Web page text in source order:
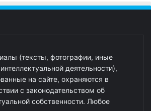
(тексты, фотографии, иные
деятельности),
на сайте, охраняются в
с законодательством об
собственности. Любое